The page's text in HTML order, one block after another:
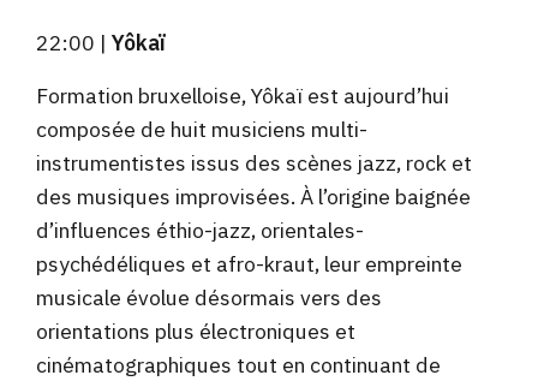
22:00 | Yôkaï
Formation bruxelloise, Yôkaï est aujourd’hui
composée de huit musiciens multi-
instrumentistes issus des scènes jazz, rock et
des musiques improvisées. À l’origine baignée
d’influences éthio-jazz, orientales-
psychédéliques et afro-kraut, leur empreinte
musicale évolue désormais vers des
orientations plus électroniques et
cinématographiques tout en continuant de